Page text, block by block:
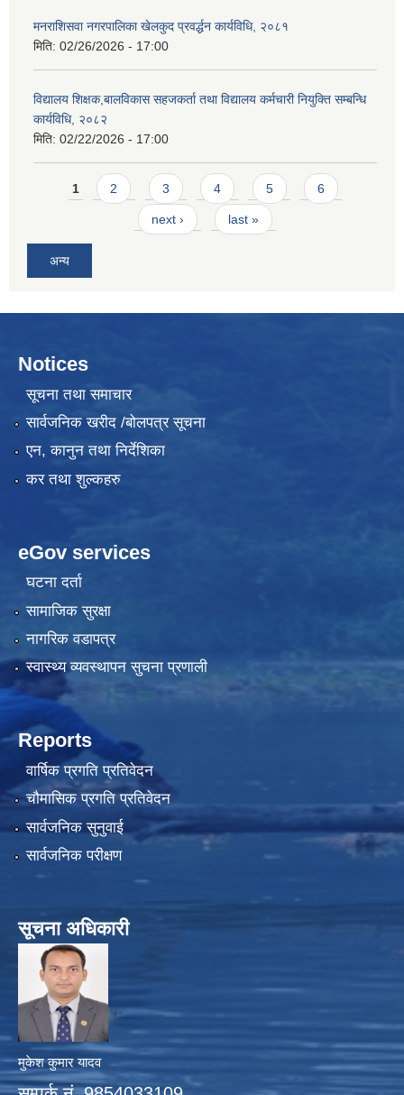
मनराशिसवा नगरपालिका खेलकुद प्रवर्द्धन कार्यविधि, २०८१
मिति: 02/26/2026 - 17:00
विद्यालय शिक्षक,बालविकास सहजकर्ता तथा विद्यालय कर्मचारी नियुक्ति सम्बन्धि
कार्यविधि, २०८२
मिति: 02/22/2026 - 17:00
Pages
1 2 3 4 5 6
next › last »
अन्य
Notices
सूचना तथा समाचार
सार्वजनिक खरीद /बोलपत्र सूचना
एन, कानुन तथा निर्देशिका
कर तथा शुल्कहरु
eGov services
घटना दर्ता
सामाजिक सुरक्षा
नागरिक वडापत्र
स्वास्थ्य व्यवस्थापन सुचना प्रणाली
Reports
वार्षिक प्रगति प्रतिवेदन
चौमासिक प्रगति प्रतिवेदन
सार्वजनिक सुनुवाई
सार्वजनिक परीक्षण
सूचना अधिकारी
मुकेश कुमार यादव